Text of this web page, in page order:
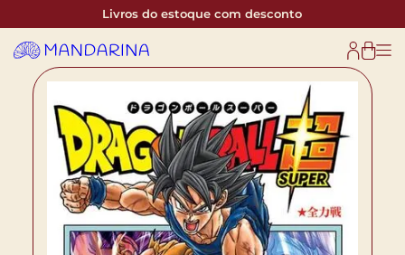
Livros do estoque com desconto